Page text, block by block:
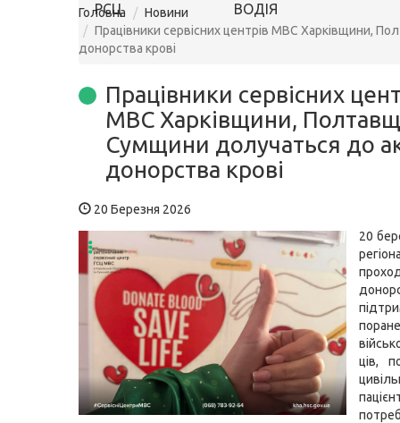
РСЦ ВОДІЯ
Головна
Новини
Працівники сервісних центрів МВС Харківщини,
донорства крові
Працівники сервісних
МВС Харківщини,
Сумщини долучаться до
донорства крові
20 Березня 2026
20
ців,